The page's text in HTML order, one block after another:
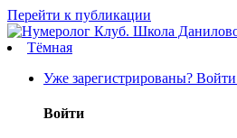
Перейти к публикации
Тёмная
Уже зарегистрированы? Войти
Войти